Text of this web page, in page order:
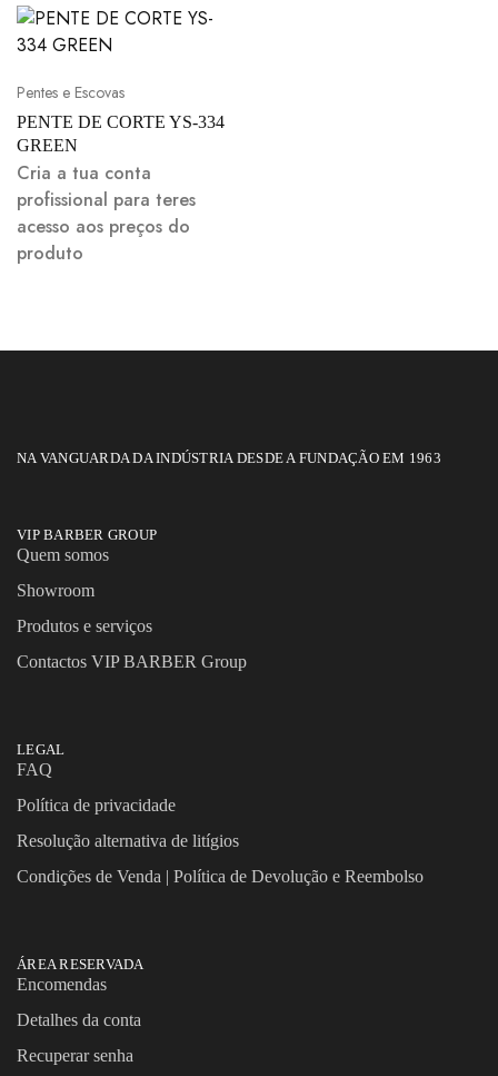
Pentes e Escovas
PENTE DE CORTE YS-334
GREEN
Cria a tua conta
profissional para teres
acesso aos preços do
produto
NA VANGUARDA DA INDÚSTRIA DESDE A FUNDAÇÃO EM 1963
VIP BARBER GROUP
Quem somos
Showroom
Produtos e serviços
Contactos VIP BARBER Group
LEGAL
FAQ
Política de privacidade
Resolução alternativa de litígios
Condições de Venda | Política de Devolução e Reembolso
ÁREA RESERVADA
Encomendas
Detalhes da conta
Recuperar senha